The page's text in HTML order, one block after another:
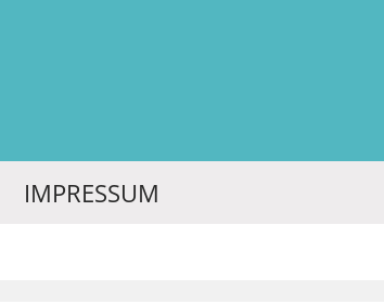
IMPRESSUM